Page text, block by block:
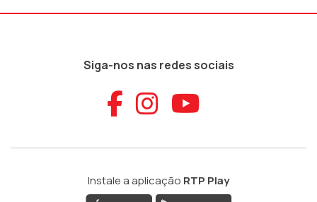
Siga-nos nas redes sociais
Aceder ao
Aceder ao
Aceder
Instale a aplicação RTP Play